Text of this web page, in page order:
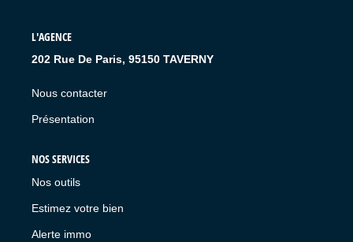
L'AGENCE
202 Rue De Paris, 95150 TAVERNY
Nous contacter
Présentation
NOS SERVICES
Nos outils
Estimez votre bien
Alerte immo